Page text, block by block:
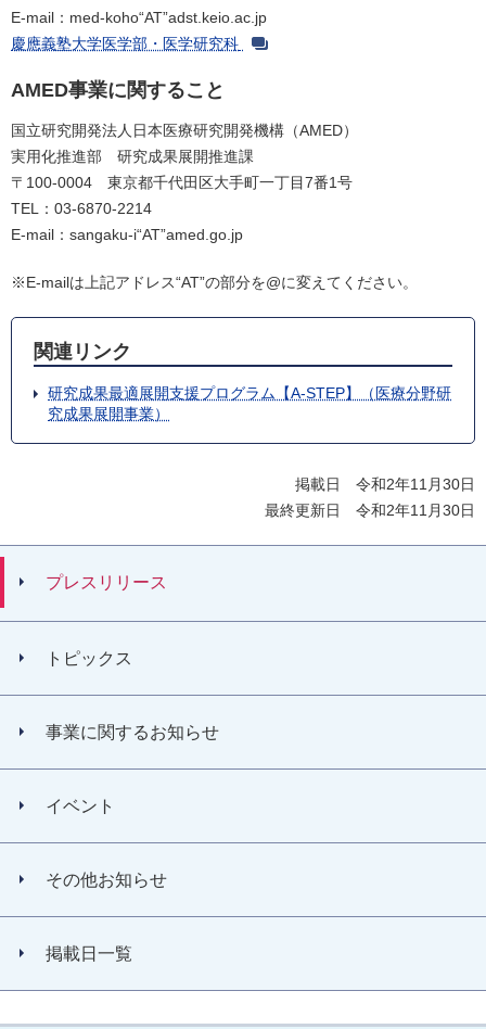
E-mail：med-koho“AT”adst.keio.ac.jp
慶應義塾大学医学部・医学研究科
AMED事業に関すること
国立研究開発法人日本医療研究開発機構（AMED）
実用化推進部 研究成果展開推進課
〒100-0004 東京都千代田区大手町一丁目7番1号
TEL：03-6870-2214
E-mail：sangaku-i“AT”amed.go.jp
※E-mailは上記アドレス“AT”の部分を@に変えてください。
関連リンク
研究成果最適展開支援プログラム【A-STEP】（医療分野研
究成果展開事業）
掲載日 令和2年11月30日
最終更新日 令和2年11月30日
プレスリリース
トピックス
事業に関するお知らせ
イベント
その他お知らせ
掲載日一覧